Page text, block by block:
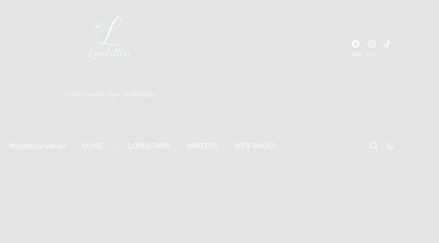
#justastoryteller MORE LOVESTARS WRITERS WEB RADIO